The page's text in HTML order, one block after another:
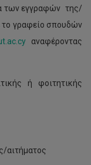
των εγγραφών της/
το γραφείο σπουδών
αναφέροντας
ή φοιτητικής
αιτήματος